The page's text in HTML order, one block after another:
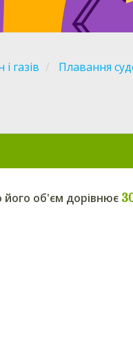
газів Плавання
об'єм дорівнює